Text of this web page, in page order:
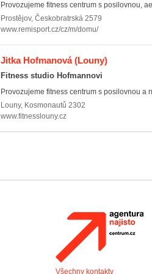
Provozujeme fitness centrum s posilovnou,
Prostějov, Českobratrská 2579
www.remisport.cz/cz/m/domu/
Jitka Hofmanová(Louny)
Fitness studio Hofmannovi
Provozujeme fitness centrum s posilovnou a
Louny, Kosmonautů 2302
www.fitnesslouny.cz
Všechny kontakty